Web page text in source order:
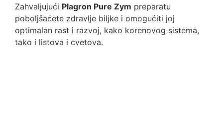
Zahvaljujući Plagron Pure Zym preparatu
poboljšaćete zdravlje biljke i omogućiti joj
optimalan rast i razvoj, kako korenovog sistema,
tako i listova i cvetova.